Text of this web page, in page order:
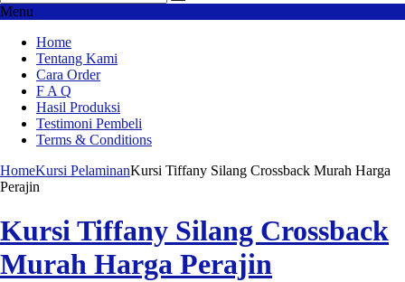
Menu
Home
Tentang Kami
Cara Order
F A Q
Hasil Produksi
Testimoni Pembeli
Terms & Conditions
HomeKursi PelaminanKursi Tiffany Silang Crossback Murah Harga
Perajin
Kursi Tiffany Silang Crossback
Murah Harga Perajin